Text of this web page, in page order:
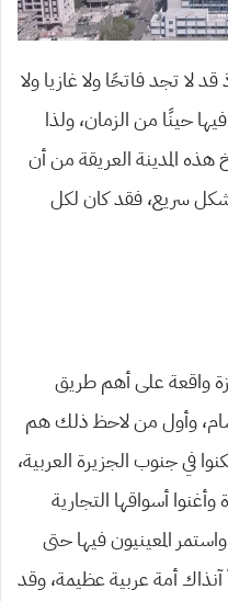
لا تجد فاتحًا ولا غازيا ولا
حينًا من الزمان، ولذا
المدينة العريقة من أن
سريع، فقد كان لكل
واقعة على أهم طريق
وأول من لاحظ ذلك هم
في جنوب الجزيرة العربية،
أسواقها التجارية
المعينيون فيها حتى
أمة عربية عظيمة، وقد